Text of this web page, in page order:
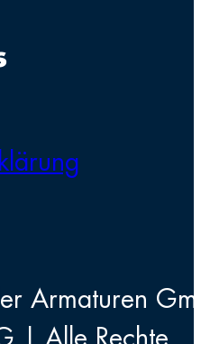
Armaturen